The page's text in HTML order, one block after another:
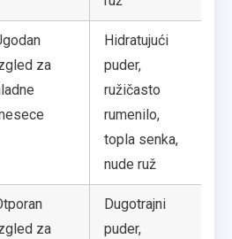
za
Hidratujući
puder,
ružičasto
rumenilo,
topla senka,
nude ruž
za
Dugotrajni
puder,